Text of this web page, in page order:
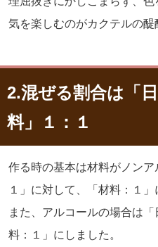
気を楽しむのがカクテルの醍
2.混ぜる割合は「
料」１：１
作る時の基本は材料がノンア
１」に対して、「材料：１」
また、アルコールの場合は
料：１」にしました。